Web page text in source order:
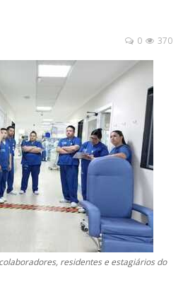
370
0
residentes e estagiários do